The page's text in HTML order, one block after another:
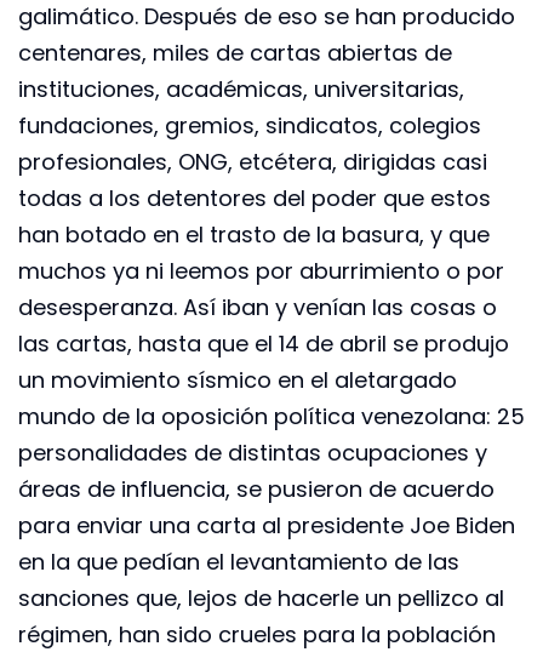
galimático. Después de eso se han producido
centenares, miles de cartas abiertas de
instituciones, académicas, universitarias,
fundaciones, gremios, sindicatos, colegios
profesionales, ONG, etcétera, dirigidas casi
todas a los detentores del poder que estos
han botado en el trasto de la basura, y que
muchos ya ni leemos por aburrimiento o por
desesperanza. Así iban y venían las cosas o
las cartas, hasta que el 14 de abril se produjo
un movimiento sísmico en el aletargado
mundo de la oposición política venezolana: 25
personalidades de distintas ocupaciones y
áreas de influencia, se pusieron de acuerdo
para enviar una carta al presidente Joe Biden
en la que pedían el levantamiento de las
sanciones que, lejos de hacerle un pellizco al
régimen, han sido crueles para la población